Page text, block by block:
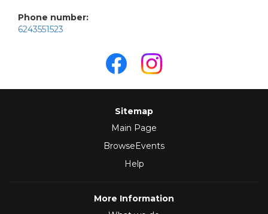
Phone number:
6243551523
Sitemap
Main Page
BrowseEvents
Help
More Information